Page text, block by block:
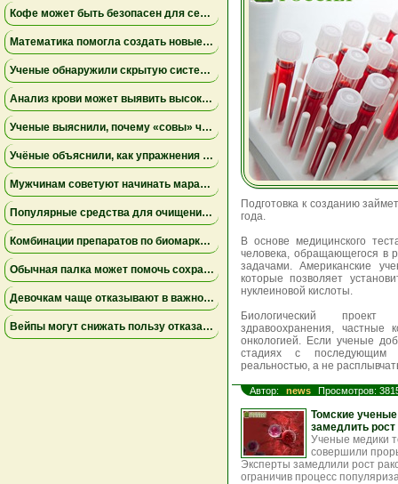
Кофе может быть безопасен для сердца, а энергетики — повышать риск аритмии
Математика помогла создать новые биомаркеры для прогнозирования рака молочной железы
Ученые обнаружили скрытую систему очистки в задней части глаза
Анализ крови может выявить высокий риск болезни Альцгеймера за десять лет до появления симптомов
Ученые выяснили, почему «совы» чаще набирают жир в области живота
Учёные объяснили, как упражнения замедляют старение мышц
Мужчинам советуют начинать марафон медленнее
Популярные средства для очищения слизи не помогли пациентам на ИВЛ и могут повышать риск осложнений
Комбинации препаратов по биомаркерам помогли уменьшить устойчивую к лечению меланому
Обычная палка может помочь сохранить равновесие
Девочкам чаще отказывают в важной защите после рождения
Вейпы могут снижать пользу отказа от сигарет
Подготовка к созданию
года.
В основе медицинского
человека, обращающегося в
задачами. Американские
которые позволяет
нуклеиновой кислоты.
Биологический проект
здравоохранения, частные
онкологией. Если ученые
стадиях с последующим
реальностью, а не
Автор: news Просмотров:
Томские
замедлить рост
Ученые медики
совершили
Эксперты замедлили рост
ограничив процесс